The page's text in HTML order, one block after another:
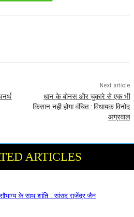
Next article
धान के बोनस और चुकारे से एक भी
किसान नही होगा वंचित : विधायक विनोद
अग्रवाल
ARTICLES
के साथ शांति : सांसद राजेंद्र जैन